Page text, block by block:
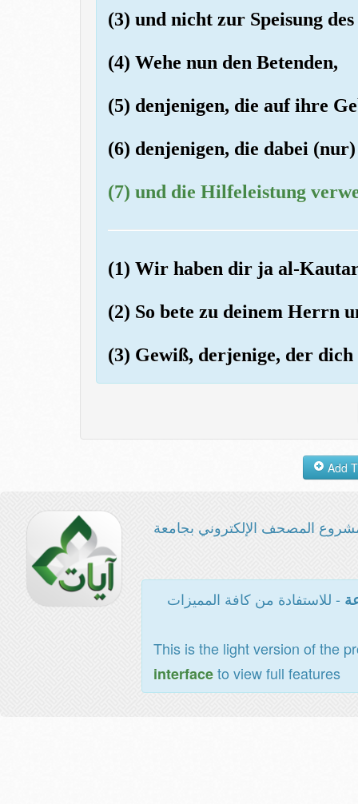
(3) und nicht zur Speisung
(4) Wehe nun den Betenden,
(5) denjenigen, die auf ihre
(6) denjenigen, die dabei
(7) und die Hilfeleistung
(1) Wir haben dir ja al-Kautar
(2) So bete zu deinem Herrn
(3) Gewiß, derjenige, der
المصحف الإلكتروني بجامعة
- للاستفادة من كافة المميزات
This is the light version of the
interfaceto view full features